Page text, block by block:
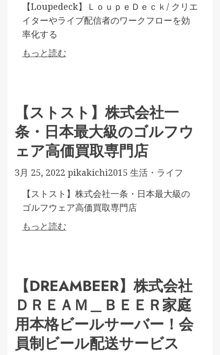
【Loupedeck】ＬｏｕｐｅＤｅｃｋ/ クリエ
イターやライブ配信者のワークフローを効
率化する
もっと読む
【ストスト】株式会社一
条・日本最大級のゴルフウ
ェア高価買取専門店
3月 25, 2022 pikakichi2015 生活・ライフ
【ストスト】株式会社一条・日本最大級の
ゴルフウェア高価買取専門店
もっと読む
【DREAMBEER】株式会社
ＤＲＥＡＭ＿ＢＥＥＲ家庭
用本格ビールサーバー！会
員制ビール配送サービス